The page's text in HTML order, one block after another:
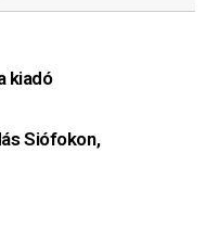
kiadó
Siófokon,